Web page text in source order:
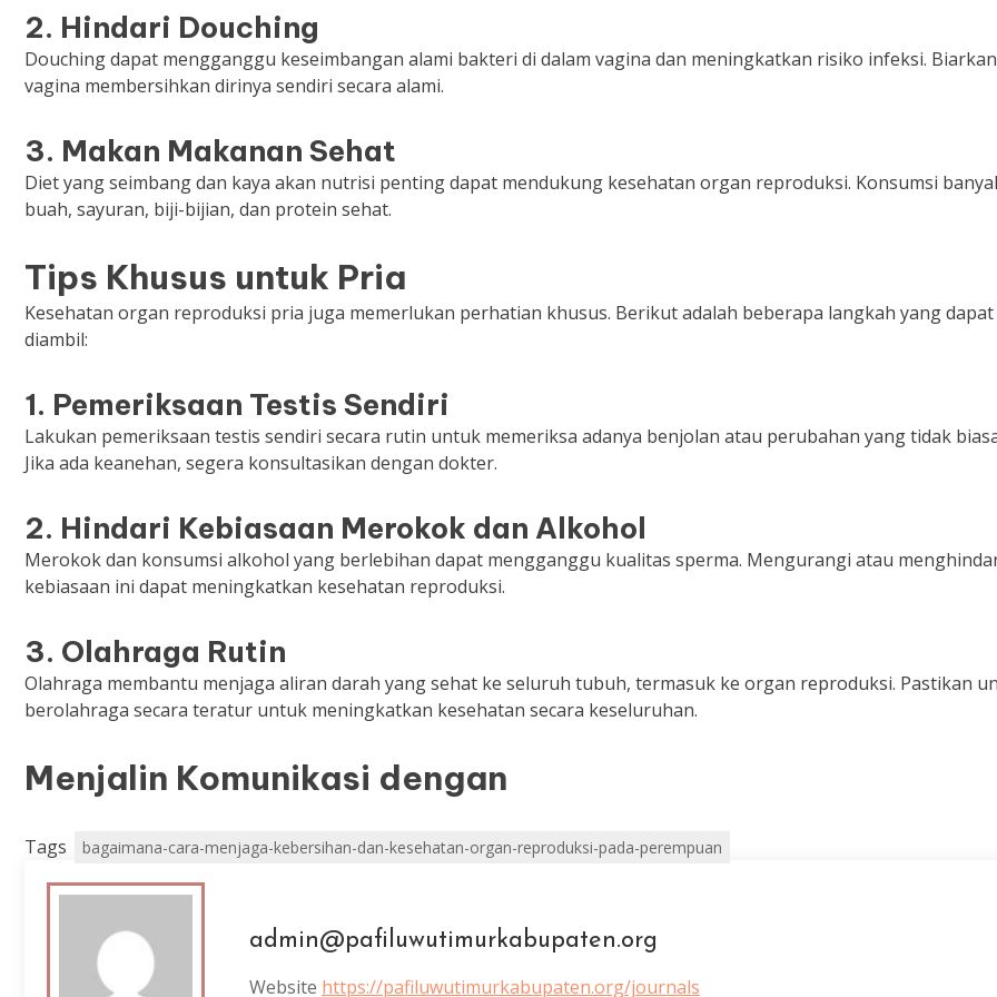
2. Hindari Douching
Douching dapat mengganggu keseimbangan alami bakteri di dalam vagina dan meningkatkan risiko infeksi. Biarkan
vagina membersihkan dirinya sendiri secara alami.
3. Makan Makanan Sehat
Diet yang seimbang dan kaya akan nutrisi penting dapat mendukung kesehatan organ reproduksi. Konsumsi
buah, sayuran, biji-bijian, dan protein sehat.
Tips Khusus untuk Pria
Kesehatan organ reproduksi pria juga memerlukan perhatian khusus. Berikut adalah beberapa langkah yang dapat
diambil:
1. Pemeriksaan Testis Sendiri
Lakukan pemeriksaan testis sendiri secara rutin untuk memeriksa adanya benjolan atau perubahan yang tidak
Jika ada keanehan, segera konsultasikan dengan dokter.
2. Hindari Kebiasaan Merokok dan Alkohol
Merokok dan konsumsi alkohol yang berlebihan dapat mengganggu kualitas sperma. Mengurangi atau
kebiasaan ini dapat meningkatkan kesehatan reproduksi.
3. Olahraga Rutin
Olahraga membantu menjaga aliran darah yang sehat ke seluruh tubuh, termasuk ke organ reproduksi. Pastikan
berolahraga secara teratur untuk meningkatkan kesehatan secara keseluruhan.
Menjalin Komunikasi dengan
Tags bagaimana-cara-menjaga-kebersihan-dan-kesehatan-organ-reproduksi-pada-perempuan
admin@pafiluwutimurkabupaten.org
Website https://pafiluwutimurkabupaten.org/journals